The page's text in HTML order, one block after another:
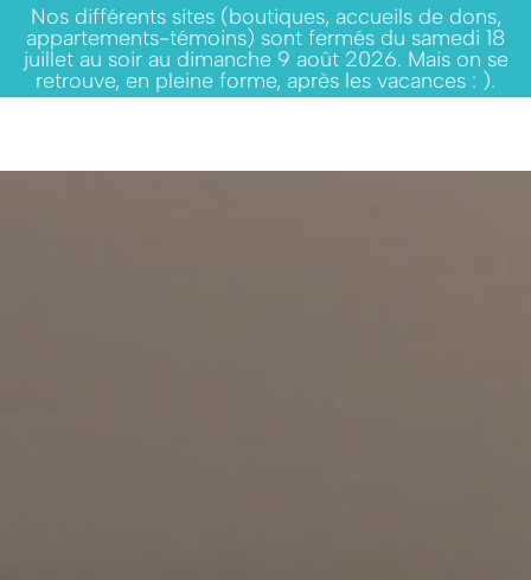
Nos différents sites (boutiques, accueils de dons,
appartements-témoins) sont fermés du samedi 18
juillet au soir au dimanche 9 août 2026. Mais on se
retrouve, en pleine forme, après les vacances : ).